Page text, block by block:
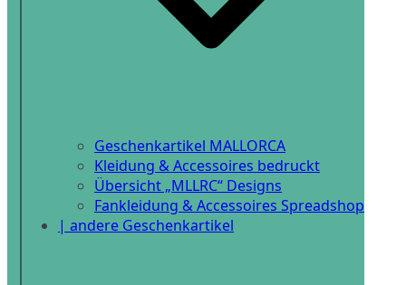
Geschenkartikel MALLORCA
Kleidung & Accessoires bedruckt
Übersicht „MLLRC“ Designs
Fankleidung & Accessoires Spreadshop
| andere Geschenkartikel